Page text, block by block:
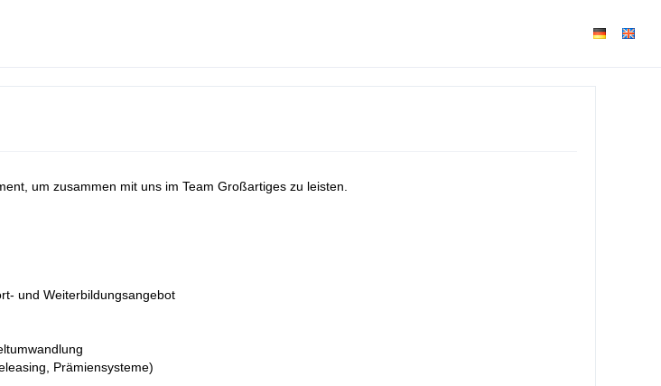
um zusammen mit uns im Team Großartiges zu leisten.
und Weiterbildungsangebot
Prämiensysteme)